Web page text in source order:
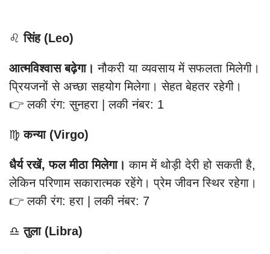
♌सिंह (Leo)
आत्मविश्वास बढ़ेगा। नौकरी या व्यवसाय में सफलता मिलेगी।
प्रियजनों से अच्छा सहयोग मिलेगा। सेहत बेहतर रहेगी।
👉 लकी रंग: सुनहरा | लकी नंबर: 1
♍कन्या (Virgo)
धैर्य रखें, फल मीठा मिलेगा। काम में थोड़ी देरी हो सकती है,
लेकिन परिणाम सकारात्मक रहेंगे। प्रेम जीवन स्थिर रहेगा।
👉 लकी रंग: हरा | लकी नंबर: 7
♎तुला (Libra)